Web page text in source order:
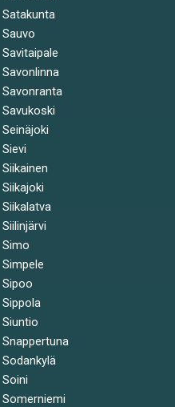
Satakunta
Sauvo
Savitaipale
Savonlinna
Savonranta
Savukoski
Seinäjoki
Sievi
Siikainen
Siikajoki
Siikalatva
Siilinjärvi
Simo
Simpele
Sipoo
Sippola
Siuntio
Snappertuna
Sodankylä
Soini
Somerniemi